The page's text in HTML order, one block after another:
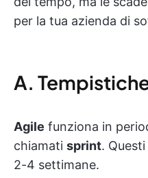
per la tua azienda di
A.
Agile funziona in
chiamati sprint.
2-4 settimane.